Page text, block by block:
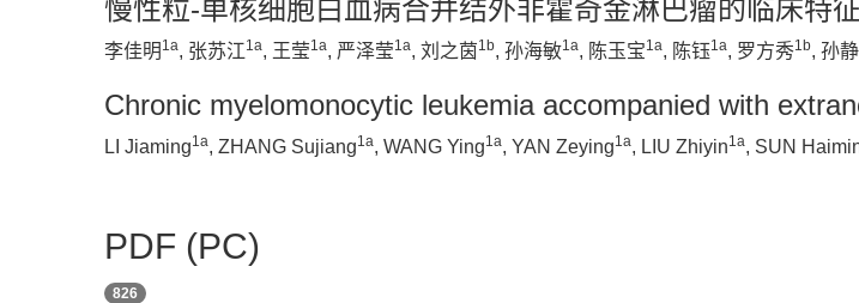
慢性粒-单核细胞白血病合并结外非霍奇金淋巴瘤的临床特
李佳明 1a, 张苏江1a, 王莹1a, 严泽莹1a, 刘之茵1b, 孙海敏1a, 陈玉宝1a, 陈钰1a, 罗方秀1b, 孙静
Chronic myelomonocytic leukemia accompanied with
LI Jiaming1a, ZHANG Sujiang1a, WANG Ying1a, YAN Zeying1a, LIU Zhiyin1a, SUN
PDF (PC)
826